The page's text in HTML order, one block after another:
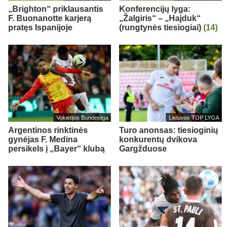
„Brighton“ priklausantis
F. Buonanotte karjerą
pratęs Ispanijoje
Konferencijų lyga:
„Žalgiris“ – „Hajduk“
(rungtynės tiesiogiai) (14)
Vokietijos Bundesliga
Argentinos rinktinės
gynėjas F. Medina
persikels į „Bayer“ klubą
Lietuvos TOP LYGA
Turo anonsas: tiesioginių
konkurentų dvikova
Gargžduose